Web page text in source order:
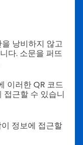
낭비하지 않고
다. 소문을 퍼뜨
이러한 QR 코드
접근할 수 있습니
정보에 접근할